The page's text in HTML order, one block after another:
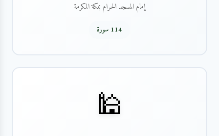
إمام المسجد الحرام بمكة المكرمة
114 سورة
🕌